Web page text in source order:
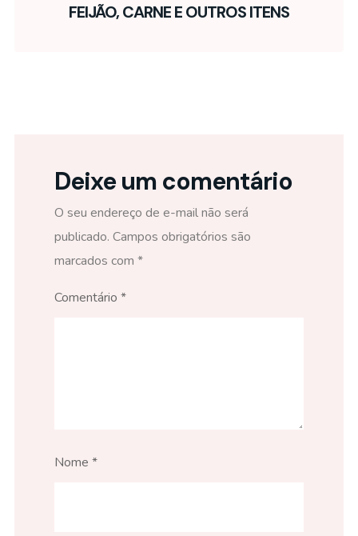
FEIJÃO, CARNE E OUTROS ITENS
Deixe um comentário
O seu endereço de e-mail não será
publicado. Campos obrigatórios são
marcados com *
Comentário *
Nome *